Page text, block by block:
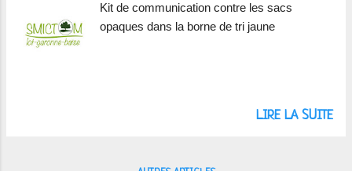
Kit de communication contre les sacs
opaques dans la borne de tri jaune
LIRE LA SUITE